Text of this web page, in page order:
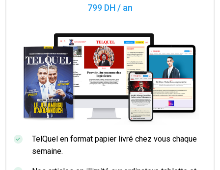
799 DH / an
TelQuel en format papier livré chez vous chaque
semaine.